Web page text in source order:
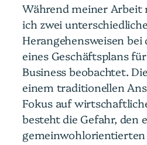
Während meiner Arbeit
ich zwei unterschiedliche
Herangehensweisen
eines Geschäftsplans
Business beobachtet.
einem traditionellen
Fokus auf
besteht die Gefahr, den